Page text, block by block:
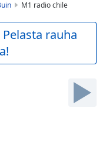
M1 radio chile
rauha